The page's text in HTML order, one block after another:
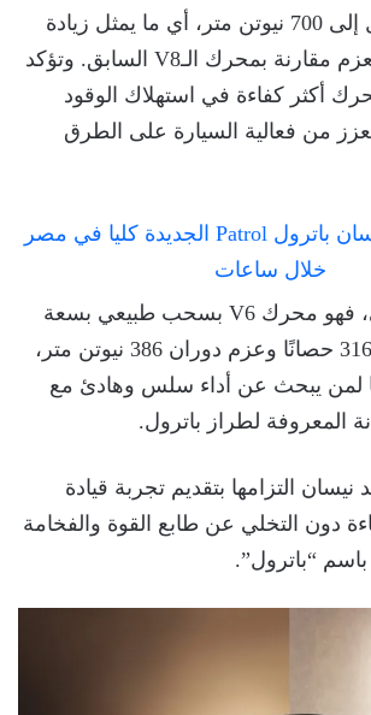
وعزم دوران يصل إلى 700 نيوتن متر، أي ما يمثل زيادة
بنسبة 25% في العزم مقارنة بمحرك الـV8 السابق. وتؤكد
أكثر كفاءة في استهلاك الوقود
مما يعزز من فعالية السيارة على الطرق
أما المحرك الثاني، فهو محرك V6 بسحب طبيعي بسعة
3.8 لتر، يولد قوة 316 حصانًا وعزم دوران 386 نيوتن متر،
لمن يبحث عن أداء سلس وهادئ مع
المعروفة لطراز باترول.
نيسان التزامها بتقديم تجربة قيادة
دون التخلي عن طابع القوة والفخامة
“باترول”.